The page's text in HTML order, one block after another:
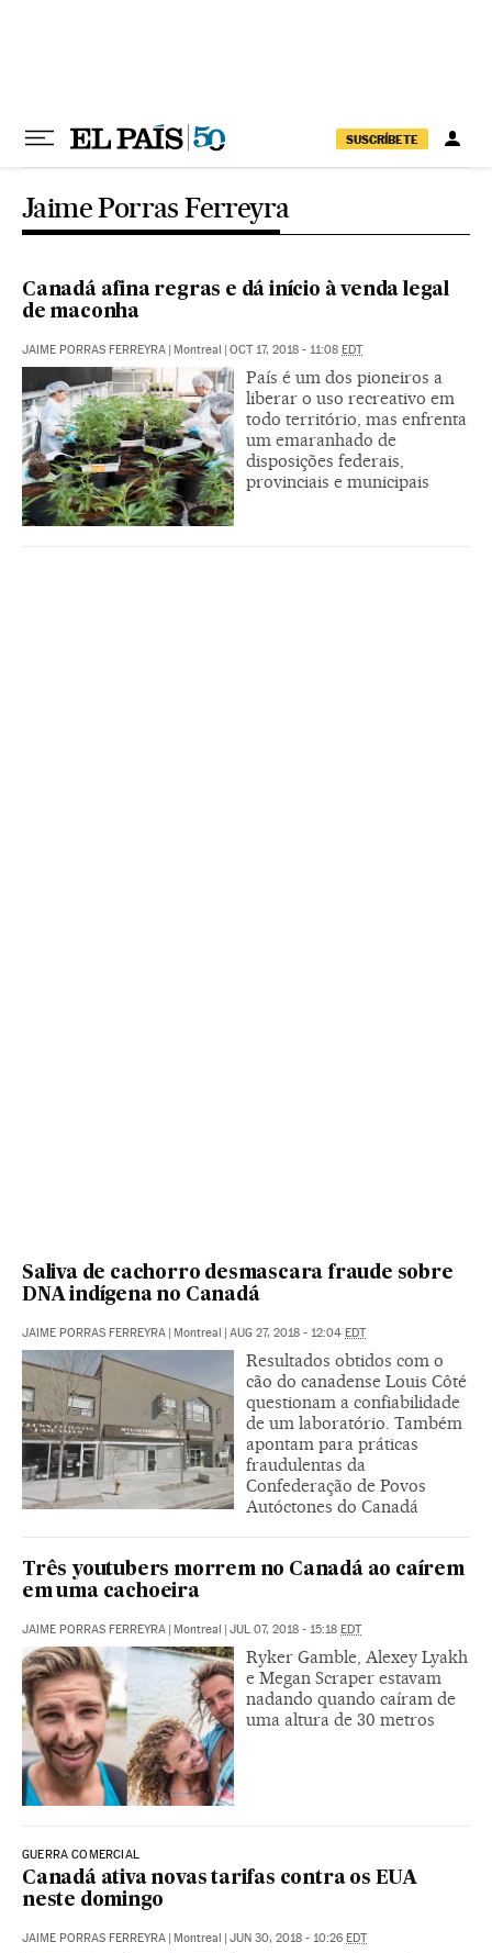
SUSCRÍBETE
Jaime Porras Ferreyra
Canadá afina regras e dá início à venda legal
de maconha
JAIME PORRAS FERREYRA | Montreal | OCT 17, 2018 - 11:08 EDT
País é um dos pioneiros a
liberar o uso recreativo em
todo território, mas enfrenta
um emaranhado de
disposições federais,
provinciais e municipais
Saliva de cachorro desmascara fraude sobre
DNA indígena no Canadá
JAIME PORRAS FERREYRA | Montreal | AUG 27, 2018 - 12:04 EDT
Resultados obtidos com o
cão do canadense Louis Côté
questionam a confiabilidade
de um laboratório. Também
apontam para práticas
fraudulentas da
Confederação de Povos
Autóctones do Canadá
Três youtubers morrem no Canadá ao caírem
em uma cachoeira
JAIME PORRAS FERREYRA | Montreal | JUL 07, 2018 - 15:18 EDT
Ryker Gamble, Alexey Lyakh
e Megan Scraper estavam
nadando quando caíram de
uma altura de 30 metros
GUERRA COMERCIAL
Canadá ativa novas tarifas contra os EUA
neste domingo
JAIME PORRAS FERREYRA | Montreal | JUN 30, 2018 - 10:26 EDT